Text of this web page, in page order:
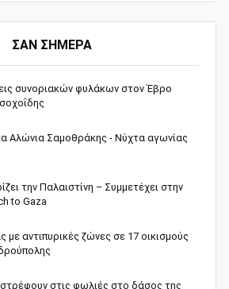
ΣΑΝ ΣΗΜΕΡΑ
συνοριακών φυλάκων στον Έβρο
Αλώνια Σαμοθράκης - Νύχτα αγωνίας
την Παλαιστίνη – Συμμετέχει στην
to Gaza
με αντιπυρικές ζώνες σε 17 οικισμούς
στις φωλιές στο δάσος της